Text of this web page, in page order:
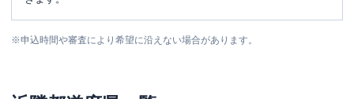
駐車場
住所 東京都板橋区赤塚新町１－２０－６
※申込時間や審査により希望に沿えない場合があります。